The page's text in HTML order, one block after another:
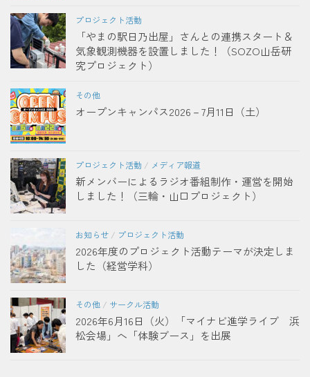
プロジェクト活動
「やまの駅日乃出屋」さんとの連携スタート＆
気象観測機器を設置しました！（SOZO山岳研
究プロジェクト）
その他
オープンキャンパス2026－7月11日（土）
プロジェクト活動 / メディア報道
新メンバーによるラジオ番組制作・運営を開始
しました！（三輪・山口プロジェクト）
お知らせ / プロジェクト活動
2026年度のプロジェクト活動テーマが決定しま
した（経営学科）
その他 / サークル活動
2026年6月16日（火）「マイナビ進学ライブ 浜
松会場」へ「体験ブース」を出展